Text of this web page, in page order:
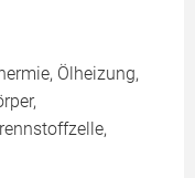
Ölheizung,